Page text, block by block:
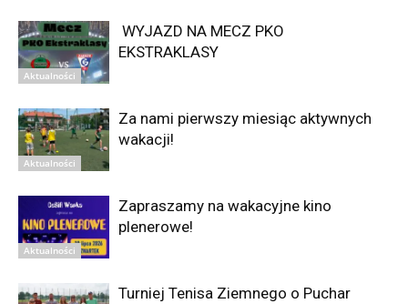
Aktualności
WYJAZD NA MECZ PKO
EKSTRAKLASY
Aktualności
Za nami pierwszy miesiąc aktywnych
wakacji!
Aktualności
Zapraszamy na wakacyjne kino
plenerowe!
Turniej Tenisa Ziemnego o Puchar